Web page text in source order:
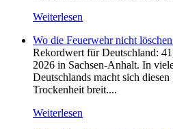
Weiterlesen
Wo die Feuerwehr nicht
Rekordwert für Deutschland:
2026 in Sachsen-Anhalt. In
Deutschlands macht sich
Trockenheit breit....
Weiterlesen